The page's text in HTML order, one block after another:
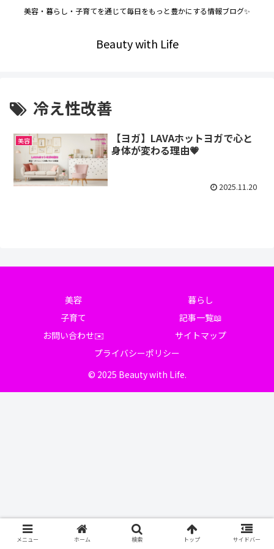
美容・暮らし・子育てを通じて毎日をもっと豊かにする情報ブログ✨
Beauty with Life
冷え性改善
美容
【ヨガ】LAVAホットヨガで心と
身体が変わる理由💗
2025.11.20
美容
暮らし
子育て
記事一覧📖
お問い合わせ✉️
サイトマップ
プライバシーポリシー
© 2025 Beauty with Life.
メニュー ホーム 検索 トップ サイドバー